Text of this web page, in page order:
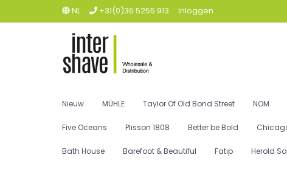
NL +31(0)36 5255 913 Inloggen
Nieuw MÜHLE Taylor Of Old Bond Street NOM
Five Oceans Plisson 1808 Better be Bold
Bath House Barefoot & Beautiful Fatip Herold